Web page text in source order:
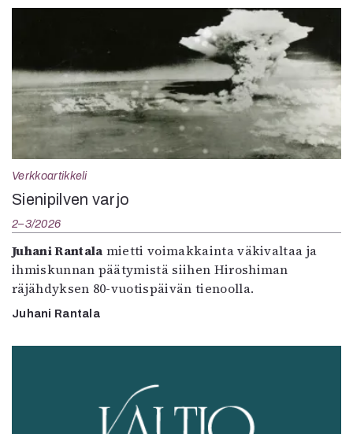
Verkkoartikkeli
Sienipilven varjo
2–3/2026
Juhani Rantala mietti voimakkainta väkivaltaa ja
ihmiskunnan päätymistä siihen Hiroshiman
räjähdyksen 80-vuotispäivän tienoolla.
Juhani Rantala